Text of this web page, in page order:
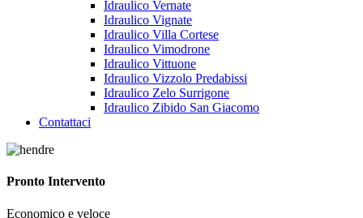
Idraulico Vernate
Idraulico Vignate
Idraulico Villa Cortese
Idraulico Vimodrone
Idraulico Vittuone
Idraulico Vizzolo Predabissi
Idraulico Zelo Surrigone
Idraulico Zibido San Giacomo
Contattaci
Pronto Intervento
Economico e veloce